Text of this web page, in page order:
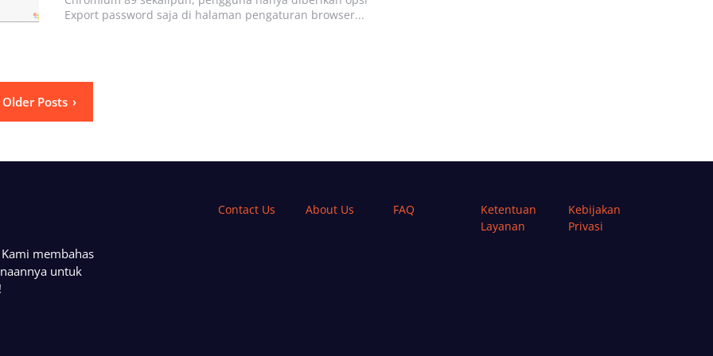
Export password saja di halaman pengaturan browser...
Older Posts
membahas
untuk
Contact Us About Us FAQ
Ketentuan
Layanan
Kebijakan
Privasi